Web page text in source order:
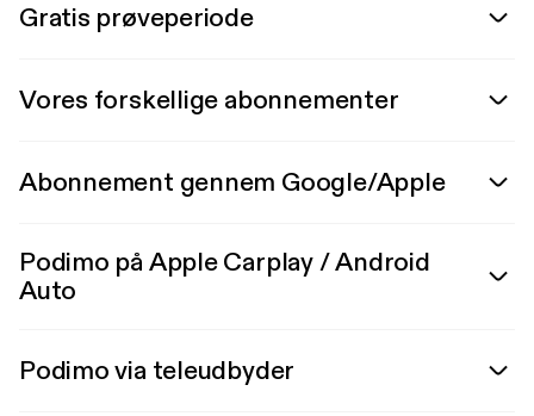
Gratis prøveperiode
Vores forskellige abonnementer
Abonnement gennem Google/Apple
Podimo på Apple Carplay / Android
Auto
Podimo via teleudbyder